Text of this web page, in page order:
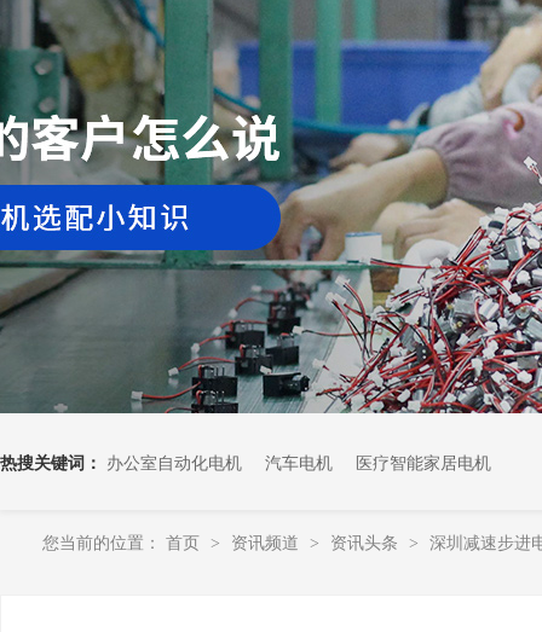
热搜关键词： 办公室自动化电机 汽车电机 医疗智能家居电机
您当前的位置： 首页 > 资讯频道 > 资讯头条 > 深圳减速步进